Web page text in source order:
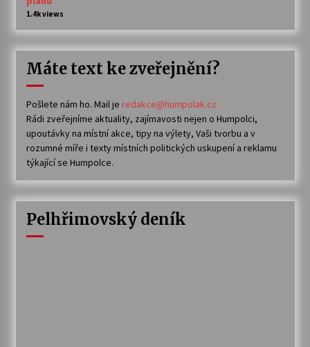
1.4k views
Máte text ke zveřejnění?
Pošlete nám ho. Mail je redakce@humpolak.cz
Rádi zveřejníme aktuality, zajímavosti nejen o Humpolci,
upoutávky na místní akce, tipy na výlety, Vaši tvorbu a v
rozumné míře i texty místních politických uskupení a reklamu
týkající se Humpolce.
Pelhřimovský deník